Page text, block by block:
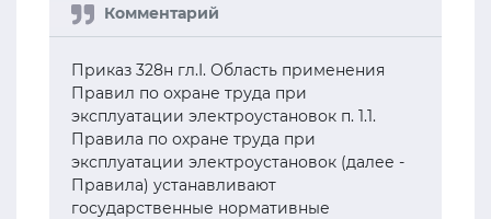
Приказ 328н гл.I. Область применения
Правил по охране труда при
эксплуатации электроустановок п. 1.1.
Правила по охране труда при
эксплуатации электроустановок (далее -
Правила) устанавливают
государственные нормативные